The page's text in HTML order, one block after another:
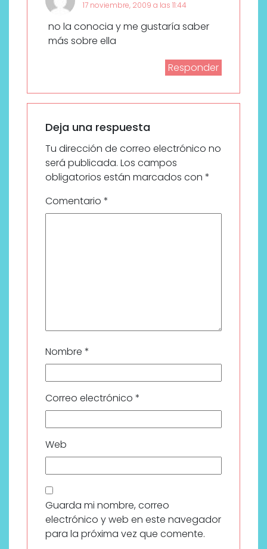
17 noviembre, 2009 a las 11:44
no la conocia y me gustaría saber
más sobre ella
Responder
Deja una respuesta
Tu dirección de correo electrónico no
será publicada. Los campos
obligatorios están marcados con *
Comentario *
Nombre *
Correo electrónico *
Web
Guarda mi nombre, correo
electrónico y web en este navegador
para la próxima vez que comente.